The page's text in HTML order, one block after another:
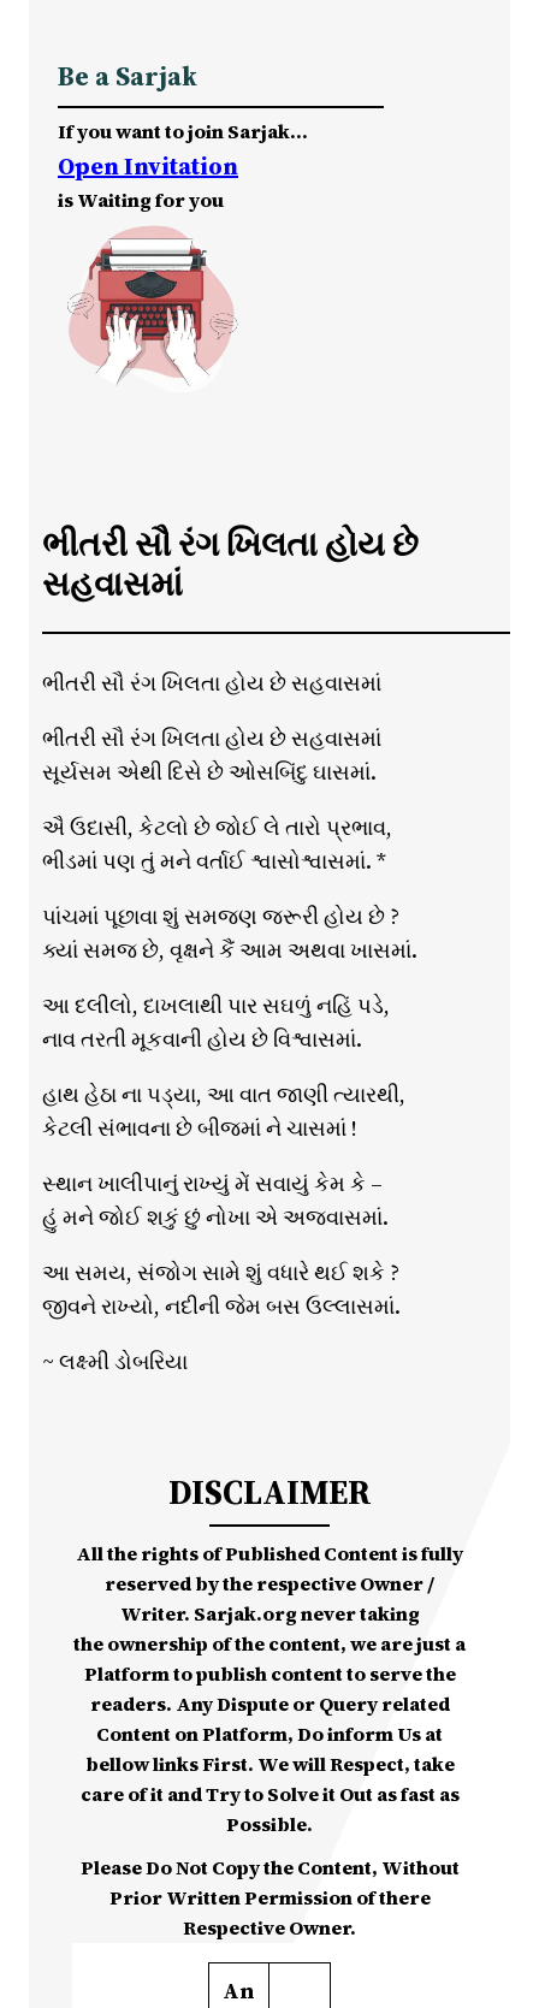
Be a Sarjak
If you want to join Sarjak…
Open Invitation
is Waiting for you
ભીતરી સૌ રંગ ખિલતા હોય છે
સહવાસમાં
ભીતરી સૌ રંગ ખિલતા હોય છે સહવાસમાં
ભીતરી સૌ રંગ ખિલતા હોય છે સહવાસમાં
સૂર્યસમ એથી દિસે છે ઓસબિંદુ ઘાસમાં.
ઐ ઉદાસી, કેટલો છે જોઈ લે તારો પ્રભાવ,
ભીડમાં પણ તું મને વર્તાઈ શ્વાસોશ્વાસમાં. *
પાંચમાં પૂછાવા શું સમજણ જરૂરી હોય છે ?
ક્યાં સમજ છે, વૃક્ષને કૈં આમ અથવા ખાસમાં.
આ દલીલો, દાખલાથી પાર સઘળું નહિં પડે,
નાવ તરતી મૂકવાની હોય છે વિશ્વાસમાં.
હાથ હેઠા ના પડ્યા, આ વાત જાણી ત્યારથી,
કેટલી સંભાવના છે બીજમાં ને ચાસમાં !
સ્થાન ખાલીપાનું રાખ્યું મેં સવાયું કેમ કે –
હું મને જોઈ શકું છું નોખા એ અજવાસમાં.
આ સમય, સંજોગ સામે શું વધારે થઈ શકે ?
જીવને રાખ્યો, નદીની જેમ બસ ઉલ્લાસમાં.
~ લક્ષ્મી ડોબરિયા
DISCLAIMER
All the rights of Published Content is fully
reserved by the respective Owner /
Writer. Sarjak.org never taking
the ownership of the content, we are just a
Platform to publish content to serve the
readers. Any Dispute or Query related
Content on Platform, Do inform Us at
bellow links First. We will Respect, take
care of it and Try to Solve it Out as fast as
Possible.
Please Do Not Copy the Content, Without
Prior Written Permission of there
Respective Owner.
An